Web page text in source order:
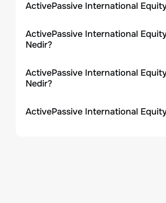
ActivePassive International
ActivePassive International
Nedir?
ActivePassive International
Nedir?
ActivePassive International